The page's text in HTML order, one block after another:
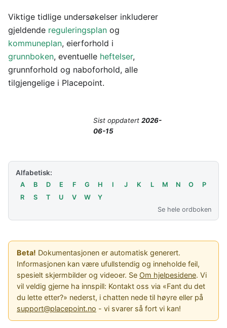
Viktige tidlige undersøkelser inkluderer
gjeldende reguleringsplan og
kommuneplan, eierforhold i
grunnboken, eventuelle heftelser,
grunnforhold og naboforhold, alle
tilgjengelige i Placepoint.
Sist oppdatert 2026-
06-15
Alfabetisk:
A B D E F G H I J K L M N O
P
R
S T U V W
Y
Se hele ordboken
Beta! Dokumentasjonen er automatisk generert.
Informasjonen kan være ufullstendig og inneholde feil,
spesielt skjermbilder og videoer. Se Om hjelpesidene. Vi
vil veldig gjerne ha innspill: Kontakt oss via «Fant du det
du lette etter?» nederst, i chatten nede til høyre eller på
support@placepoint.no - vi svarer så fort vi kan!